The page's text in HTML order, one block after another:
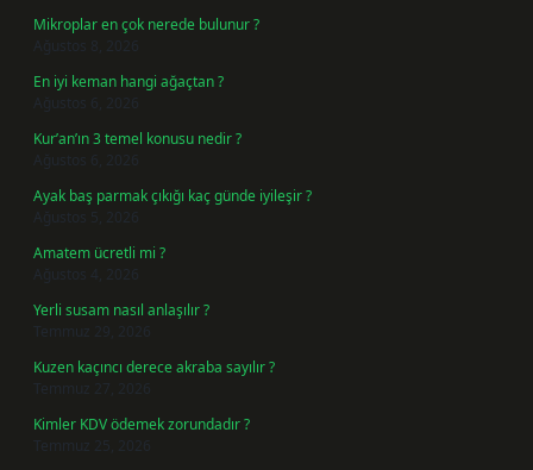
Mikroplar en çok nerede bulunur ?
Ağustos 8, 2026
En iyi keman hangi ağaçtan ?
Ağustos 6, 2026
Kur’an’ın 3 temel konusu nedir ?
Ağustos 6, 2026
Ayak baş parmak çıkığı kaç günde iyileşir ?
Ağustos 5, 2026
Amatem ücretli mi ?
Ağustos 4, 2026
Yerli susam nasıl anlaşılır ?
Temmuz 29, 2026
Kuzen kaçıncı derece akraba sayılır ?
Temmuz 27, 2026
Kimler KDV ödemek zorundadır ?
Temmuz 25, 2026